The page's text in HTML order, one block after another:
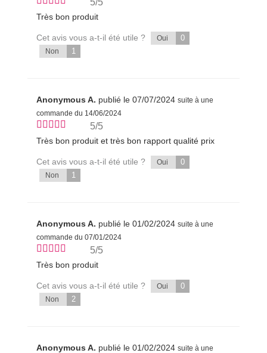
Très bon produit
Cet avis vous a-t-il été utile ? Oui 0
Non 1
Anonymous A. publié le 07/07/2024 suite à une
commande du 14/06/2024
5/5
Très bon produit et très bon rapport qualité prix
Cet avis vous a-t-il été utile ? Oui 0
Non 1
Anonymous A. publié le 01/02/2024 suite à une
commande du 07/01/2024
5/5
Très bon produit
Cet avis vous a-t-il été utile ? Oui 0
Non 2
Anonymous A. publié le 01/02/2024 suite à une